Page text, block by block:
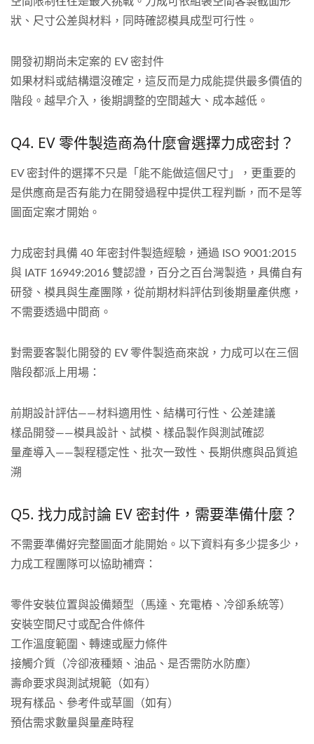
狀、尺寸公差與材料，同時確認模具成型可行性。
開發初期尚未定案的 EV 密封件
如果材料或結構還沒確定，這反而是力成能提供最多價值的
階段。越早介入，後期調整的空間越大、成本越低。
Q4. EV 零件製造商為什麼會選擇力成密封？
EV 密封件的選擇不只是「能不能做這個尺寸」，更重要的
是供應商是否有能力在開發過程中提供工程判斷，而不是等
圖面定案才開始。
力成密封具備 40 年密封件製造經驗，通過 ISO 9001:2015
與 IATF 16949:2016 雙認證，百分之百台灣製造，具備自有
研發、模具與生產團隊，從前期材料評估到後期量產供應，
不需要透過中間商。
對需要客製化開發的 EV 零件製造商來說，力成可以在三個
階段都派上用場：
前期設計評估——材料適用性、結構可行性、公差建議
樣品開發——模具設計、試模、樣品製作與測試確認
量產導入——製程穩定性、批次一致性、長期供應與品質追
溯
Q5. 找力成討論 EV 密封件，需要準備什麼？
不需要準備好完整圖面才能開始。以下資料有多少提多少，
力成工程團隊可以協助補齊：
零件安裝位置與設備類型（馬達、充電樁、冷卻系統等）
安裝空間尺寸或配合件條件
工作溫度範圍、轉速或壓力條件
接觸介質（冷卻液種類、油品、是否需防水防塵）
壽命要求與測試規範（如有）
現有樣品、參考件或草圖（如有）
預估需求數量與量產時程